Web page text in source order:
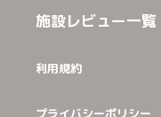
施設レビュー一覧
利用規約
プライバシーポリシー